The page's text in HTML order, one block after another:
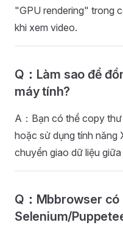
"GPU rendering" trong
khi xem video.
Q：Làm sao để
máy tính?
A：Bạn có thể copy
hoặc sử dụng tính năng
chuyển giao dữ liệu
Q：Mbbrowser
Selenium/